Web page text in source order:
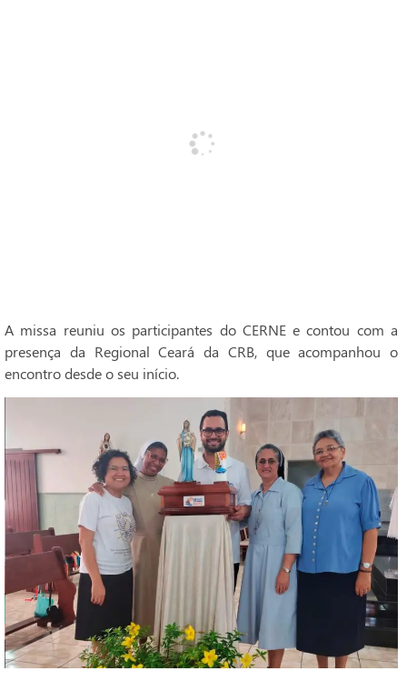
A missa reuniu os participantes do CERNE e contou com a
presença da Regional Ceará da CRB, que acompanhou o
encontro desde o seu início.